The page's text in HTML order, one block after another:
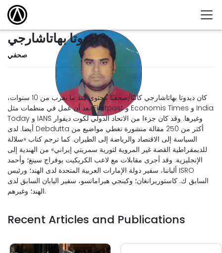
ديدوتا بهاتاشارجي
صحفي
كان ديدوتا بهاتاشارجي كاتبًا/صحفيًا محتوى منذ ما يقرب من 10 سنوات،
بعد أن عمل في منظمات مثل Firstpost و Economis Times و India
Today و IANS وغيرها. وقد كان جزءا من الاتحاد الدولي لكوت ديفوار
أيضا. لدى Debdutta أكثر من 250 مقالة منشورة تغطي مواضيع من
السياسة إلى الاقتصاد والرياضة إلى الطيران. كما ترجم كتاب «سلالة
للديمقراطية القصة غير المروية لثورية سمريتي إيراني» من الهندية إلى
الإنجليزية. وقد أجرى مقابلات مع لاعب الكريكيت يوفراج سينغ؛ وأحمد
ألباننا، سفير دولة الإمارات العربية المتحدة لدى الهند؛ ورئيس ISRO
السابق ك. كاستوريرانغان؛ وكينجي هيراماتسو، سفير اليابان السابق لدى
الهند؛ وغيرهم.
Recent Articles and Publications